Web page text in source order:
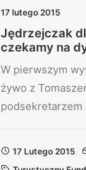
17 lutego 2015
Jędrzejczak
czekamy na
W pierwszym
żywo z
17 Lutego 2015